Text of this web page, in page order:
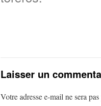
Laisser un
Votre adresse e-mail ne sera